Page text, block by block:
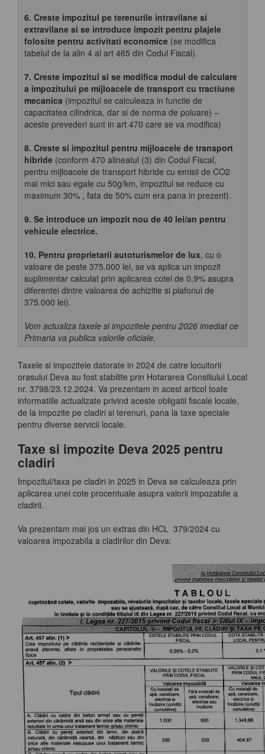
6. Creste impozitul pe terenurile intravilane si
extravilane si se introduce impozit pentru plajele
folosite pentru activitati economice (se modifica
tabelul de la alin 4 al art 465 din Codul Fiscal).
7. Creste impozitul si se modifica modul de calculare
a impozitului pe mijloacele de transport cu tractiune
mecanica (impozitul se calculeaza in functie de
capacitatea cilindrica, dar si de norma de poluare) –
aceste prevederi sunt in art 470 care se va modifica)
8. Creste si impozitul pentru mijloacele de transport
hibride (conform 470 alineatul (3) din Codul Fiscal,
pentru mijloacele de transport hibride cu emisii de CO2
mai mici sau egale cu 50g/km, impozitul se reduce cu
maximum 30% , fata de 50% cum era pana in prezent).
9. Se introduce un impozit nou de 40 lei/an pentru
vehicule electrice.
10. Pentru proprietarii autoturismelor de lux, cu o
valoare de peste 375.000 lei, se va aplica un impozit
suplimentar calculat prin aplicarea cotei de 0,9% asupra
diferentei dintre valoarea de achizitie si plafonul de
375.000 lei).
Vom actualiza taxele si impozitele pentru 2026 imediat ce
Primaria va publica valorile oficiale.
Taxele si impozitele datorate in 2024 de catre locuitorii
orasului Deva au fost stabilite prin Hotararea Consiliului Local
nr. 3798/23.12.2024. Va prezentam in acest articol toate
informatiile actualizate privind aceste obligatii fiscale locale,
de la impozite pe cladiri si terenuri, pana la taxe speciale
pentru diverse servicii locale.
Taxe si impozite Deva 2025 pentru
cladiri
Impozitul/taxa pe cladiri in 2025 in Deva se calculeaza prin
aplicarea unei cote procentuale asupra valorii impozabile a
cladirii.
Va prezentam mai jos un extras din HCL 379/2024 cu
valoarea impozabila a cladirilor din Deva: